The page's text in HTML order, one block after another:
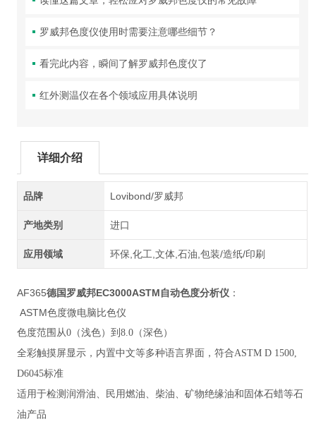
罗威邦色度仪使用时需要注意哪些细节？
看完此内容，瞬间了解罗威邦色度仪了
红外测温仪在各个领域应用具体说明
详细介绍
品牌 Lovibond/罗威邦
产地类别 进口
应用领域 环保,化工,文体,石油,包装/造纸/印刷
AF365德国罗威邦EC3000ASTM自动色度分析仪：
ASTM色度微电脑比色仪
色度范围从0（浅色）到8.0（深色）
全彩触摸屏显示，内置中文等多种语言界面， 符合ASTM D 1500,
D6045标准
适用于检测润滑油、民用燃油、柴油、矿物绝缘油和固体石蜡等石
油产品